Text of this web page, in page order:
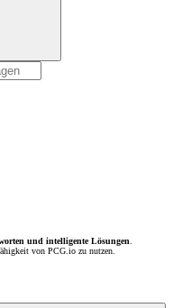
und intelligente Lösungen.
von PCG.io zu nutzen.